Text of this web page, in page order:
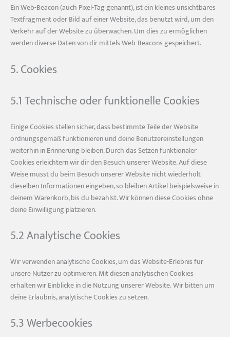
Ein Web-Beacon (auch Pixel-Tag genannt), ist ein kleines unsichtbares
Textfragment oder Bild auf einer Website, das benutzt wird, um den
Verkehr auf der Website zu überwachen. Um dies zu ermöglichen
werden diverse Daten von dir mittels Web-Beacons gespeichert.
5. Cookies
5.1 Technische oder funktionelle Cookies
Einige Cookies stellen sicher, dass bestimmte Teile der Website
ordnungsgemäß funktionieren und deine Benutzereinstellungen
weiterhin in Erinnerung bleiben. Durch das Setzen funktionaler
Cookies erleichtern wir dir den Besuch unserer Website. Auf diese
Weise musst du beim Besuch unserer Website nicht wiederholt
dieselben Informationen eingeben, so bleiben Artikel beispielsweise in
deinem Warenkorb, bis du bezahlst. Wir können diese Cookies ohne
deine Einwilligung platzieren.
5.2 Analytische Cookies
Wir verwenden analytische Cookies, um das Website-Erlebnis für
unsere Nutzer zu optimieren. Mit diesen analytischen Cookies
erhalten wir Einblicke in die Nutzung unserer Website. Wir bitten um
deine Erlaubnis, analytische Cookies zu setzen.
5.3 Werbecookies